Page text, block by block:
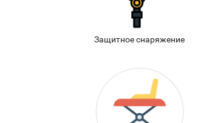
Защитное снаряжение